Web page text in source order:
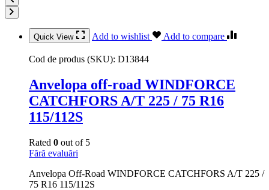
Quick View Add to wishlist Add to compare
Cod de produs (SKU): D13844
Anvelopa off-road WINDFORCE
CATCHFORS A/T 225 / 75 R16
115/112S
Rated 0 out of 5
Fără evaluări
Anvelopa Off-Road WINDFORCE CATCHFORS A/T 225 /
75 R16 115/112S